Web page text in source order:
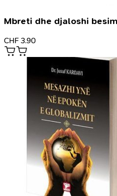
Mbreti dhe djaloshi
CHF 3.90